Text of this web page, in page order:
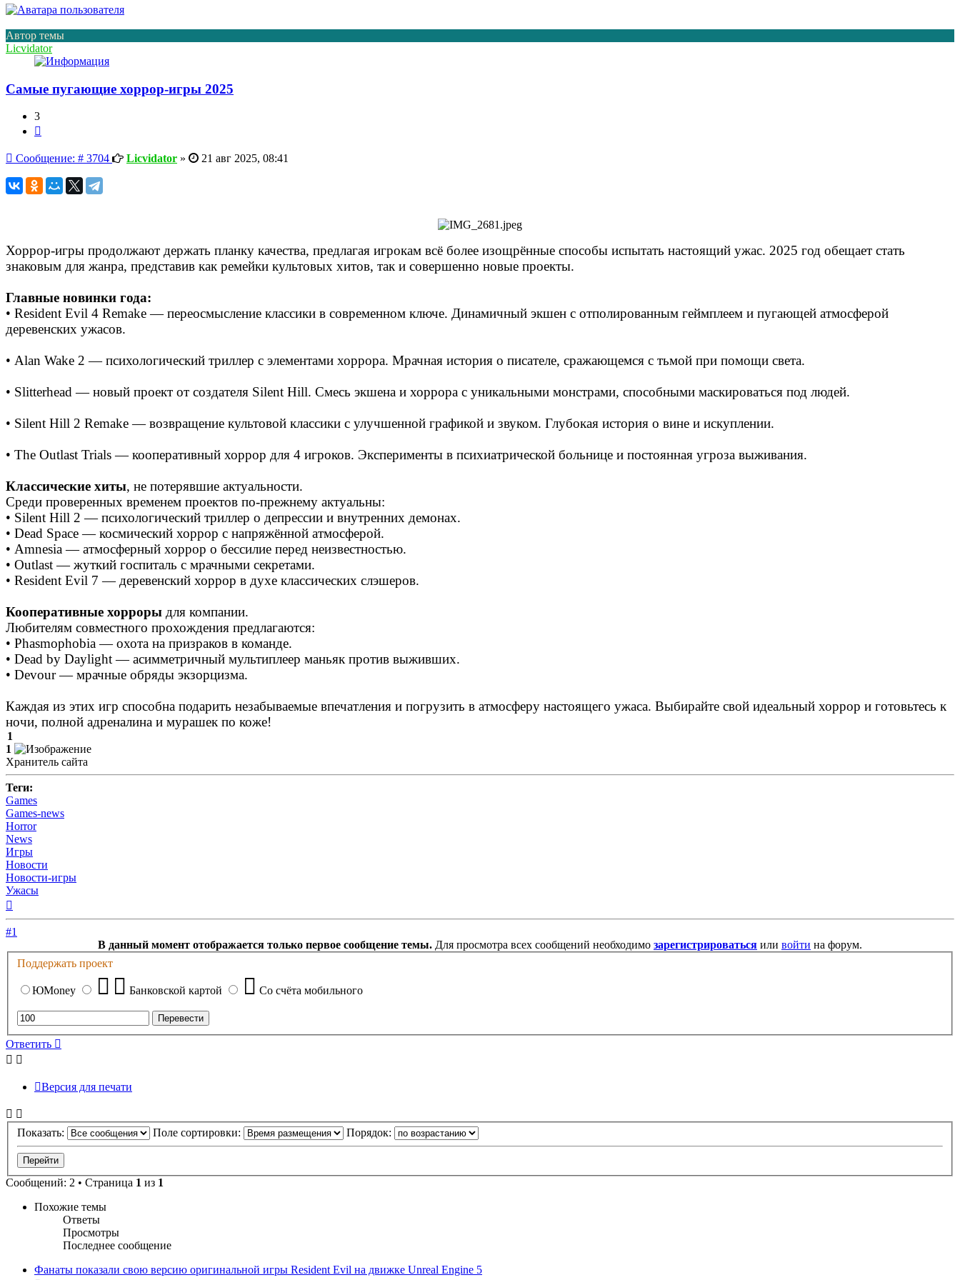
Автор темы
Licvidator
Самые пугающие хоррор-игры 2025
3
Сообщение: # 3704 Сообщение
Licvidator » 21 авг 2025, 08:41
Хоррор-игры продолжают держать планку качества, предлагая игрокам всё более изощрённые способы испытать настоящий ужас. 2025 год обещает стать
знаковым для жанра, представив как ремейки культовых хитов, так и совершенно новые проекты.
Главные новинки года:
• Resident Evil 4 Remake — переосмысление классики в современном ключе. Динамичный экшен с отполированным геймплеем и пугающей атмосферой
деревенских ужасов.
• Alan Wake 2 — психологический триллер с элементами хоррора. Мрачная история о писателе, сражающемся с тьмой при помощи света.
• Slitterhead — новый проект от создателя Silent Hill. Смесь экшена и хоррора с уникальными монстрами, способными маскироваться под людей.
• Silent Hill 2 Remake — возвращение культовой классики с улучшенной графикой и звуком. Глубокая история о вине и искуплении.
• The Outlast Trials — кооперативный хоррор для 4 игроков. Эксперименты в психиатрической больнице и постоянная угроза выживания.
Классические хиты, не потерявшие актуальности.
Среди проверенных временем проектов по-прежнему актуальны:
• Silent Hill 2 — психологический триллер о депрессии и внутренних демонах.
• Dead Space — космический хоррор с напряжённой атмосферой.
• Amnesia — атмосферный хоррор о бессилие перед неизвестностью.
• Outlast — жуткий госпиталь с мрачными секретами.
• Resident Evil 7 — деревенский хоррор в духе классических слэшеров.
Кооперативные хорроры для компании.
Любителям совместного прохождения предлагаются:
• Phasmophobia — охота на призраков в команде.
• Dead by Daylight — асимметричный мультиплеер маньяк против выживших.
• Devour — мрачные обряды экзорцизма.
Каждая из этих игр способна подарить незабываемые впечатления и погрузить в атмосферу настоящего ужаса. Выбирайте свой идеальный хоррор и готовьтесь к
ночи, полной адреналина и мурашек по коже!
1
1
Хранитель сайта
Теги:
Games
Games-news
Horror
News
Игры
Новости
Новости-игры
Ужасы
началу
#1
В данный момент отображается только первое сообщение темы. Для просмотра всех сообщений необходимо зарегистрироваться или войти на форум.
Поддержать проект
ЮMoney Банковской картой Со счёта мобильного
Ответить
Версия для печати
Показать: Поле сортировки: Порядок:
Сообщений: 2 • Страница 1 из 1
Похожие темы
Ответы
Просмотры
Последнее сообщение
Фанаты показали свою версию оригинальной игры Resident Evil на движке Unreal Engine 5